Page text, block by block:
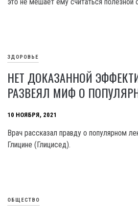
это не мешает ему считаться полезной
ЗДОРОВЬЕ
НЕТ ДОКАЗАННОЙ
РАЗВЕЯЛ МИФ О
10 НОЯБРЯ, 2021
Врач рассказал правду о популярном
Глицине (Глицисед).
ОБЩЕСТВО